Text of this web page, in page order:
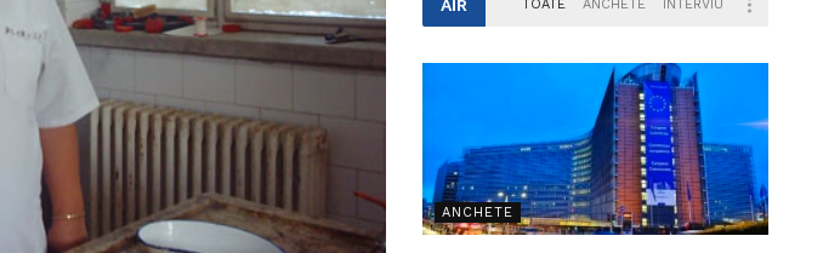
AIR TOATE ANCHETE INTERVIU
ANCHETE